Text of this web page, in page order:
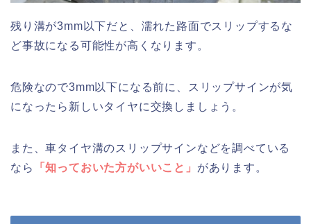
残り溝が3mm以下だと、濡れた路面でスリップするな
ど事故になる可能性が高くなります。
危険なので3mm以下になる前に、スリップサインが気
になったら新しいタイヤに交換しましょう。
また、車タイヤ溝のスリップサインなどを調べている
なら
「知っておいた方がいいこと」 があります。